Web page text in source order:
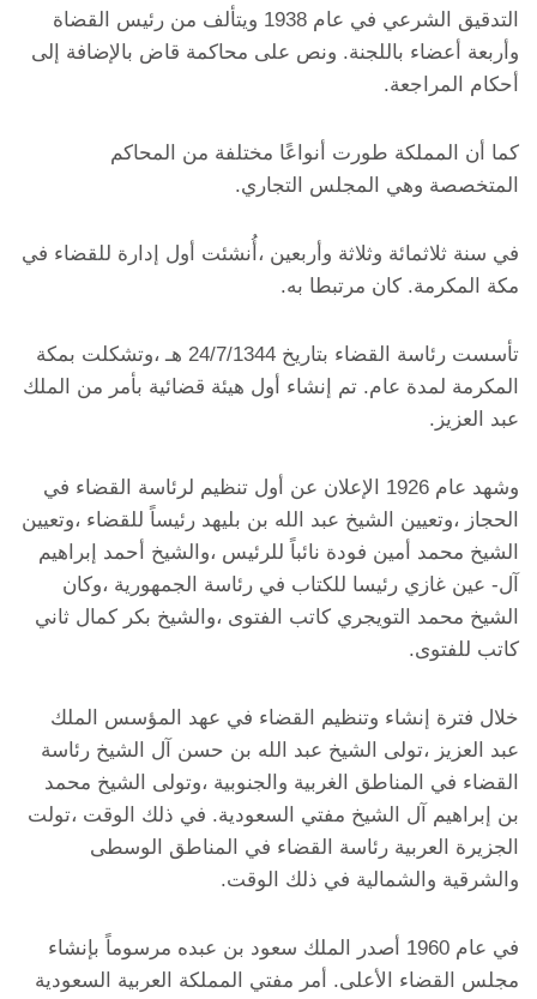
التدقيق الشرعي في عام 1938 ويتألف من رئيس القضاة
وأربعة أعضاء باللجنة. ونص على محاكمة قاض بالإضافة إلى
أحكام المراجعة.
كما أن المملكة طورت أنواعًا مختلفة من المحاكم
المتخصصة وهي المجلس التجاري.
في سنة ثلاثمائة وثلاثة وأربعين ،أُنشئت أول إدارة للقضاء في
مكة المكرمة. كان مرتبطا به.
تأسست رئاسة القضاء بتاريخ 24/7/1344 هـ ،وتشكلت بمكة
المكرمة لمدة عام. تم إنشاء أول هيئة قضائية بأمر من الملك
عبد العزيز.
وشهد عام 1926 الإعلان عن أول تنظيم لرئاسة القضاء في
الحجاز ،وتعيين الشيخ عبد الله بن بليهد رئيساً للقضاء ،وتعيين
الشيخ محمد أمين فودة نائباً للرئيس ،والشيخ أحمد إبراهيم
آل- عين غازي رئيسا للكتاب في رئاسة الجمهورية ،وكان
الشيخ محمد التويجري كاتب الفتوى ،والشيخ بكر كمال ثاني
كاتب للفتوى.
خلال فترة إنشاء وتنظيم القضاء في عهد المؤسس الملك
عبد العزيز ،تولى الشيخ عبد الله بن حسن آل الشيخ رئاسة
القضاء في المناطق الغربية والجنوبية ،وتولى الشيخ محمد
بن إبراهيم آل الشيخ مفتي السعودية. في ذلك الوقت ،تولت
الجزيرة العربية رئاسة القضاء في المناطق الوسطى
والشرقية والشمالية في ذلك الوقت.
في عام 1960 أصدر الملك سعود بن عبده مرسوماً بإنشاء
مجلس القضاء الأعلى. أمر مفتي المملكة العربية السعودية